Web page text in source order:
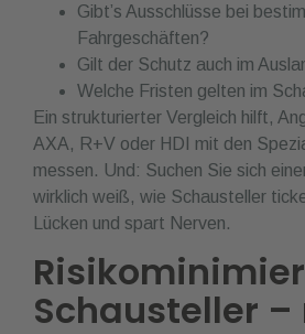
Gibt’s Ausschlüsse bei
Fahrgeschäften?
Gilt der Schutz auch im
Welche Fristen gelten im
Ein strukturierter Vergleich hilft,
AXA, R+V oder HDI mit den
messen. Und: Suchen Sie sich
wirklich weiß, wie Schausteller
Lücken und spart Nerven.
Schausteller